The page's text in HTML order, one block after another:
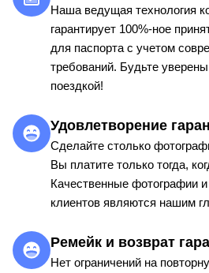
Наша ведущая технология
гарантирует 100%-ное
для паспорта с учетом
требований. Будьте
поездкой!
Удовлетворение
Сделайте столько
Вы платите только тогда,
Качественные фотографии
клиентов являются нашим
Ремейк и возврат
Нет ограничений на